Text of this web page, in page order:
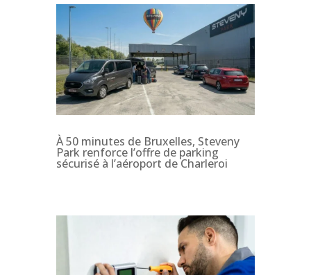
À 50 minutes de Bruxelles, Steveny
Park renforce l’offre de parking
sécurisé à l’aéroport de Charleroi